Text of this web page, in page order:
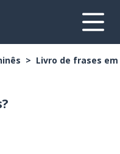
Livro de frases